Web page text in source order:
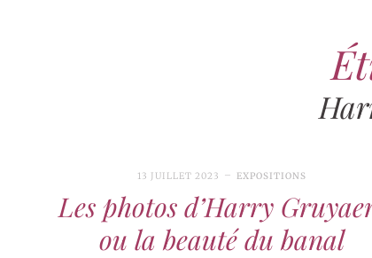
13 JUILLET 2023 EXPOSITIONS
Les photos d’Harry
ou la beauté du banal